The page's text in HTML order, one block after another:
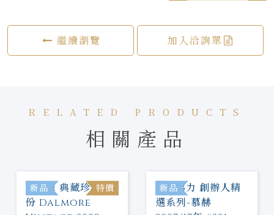
繼續瀏覽 加入洽詢單
RELATED PRODUCTS
相關產品
新品 特價 新品